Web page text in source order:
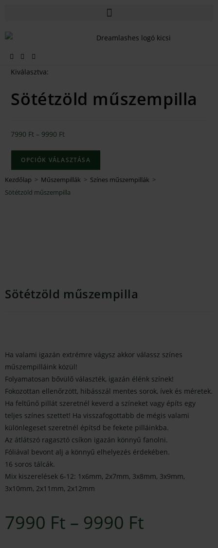
Kiválasztva:
Sötétzöld műszempilla
7990 Ft – 9990 Ft
OPCIÓK VÁLASZTÁSA
Kezdőlap > Műszempillák > Színes műszempillák >
Sötétzöld műszempilla
Sötétzöld műszempilla
Ha valami igazán extrémre vágysz akkor válassz színes
műszempilláink közül!
Folyamatosan bővülő választék, igazán élénk színek!
Fokozottan ellenőrzött, hibásszál mentes sorok, ívek és méretek.
Ha feltűnő pillát szeretnél keverd a színeket vagy építs egy
teljes színes szettet! Ha visszafogottabb de mégis valami
különlegeset szeretnél építsd be fekete pilláinkba.
Az átlátszó ragasztó csíkon igazán könnyű fanolni.
Fóliával bevont alj a könnyű elhelyezés érdekében.
16 soros tálcák.
Mix kiszerelések 6-12: 1x6mm, 2x7mm, 3x8mm, 3x9mm,
3x10mm, 2x11mm, 2x12mm
7990 Ft – 9990 Ft